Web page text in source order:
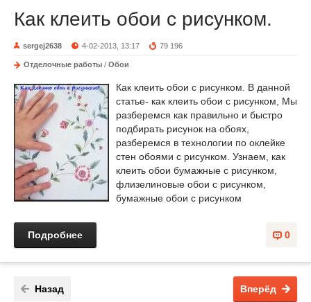
Как клеить обои с рисунком.
sergej2638 4-02-2013, 13:17 79 196
Отделочные работы / Обои
Как клеить обои с рисунком. В данной
статье- как клеить обои с рисунком, Мы
разберемся как правильно и быстро
подбирать рисунок на обоях,
разберемся в технологии по оклейке
стен обоями с рисунком. Узнаем, как
клеить обои бумажные с рисунком,
флизелиновые обои с рисунком,
бумажные обои с рисунком
0
Подробнее
Вперёд
Назад